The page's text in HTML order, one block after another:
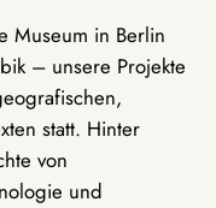
Museum in Berlin
– unsere Projekte
statt. Hinter
von
und